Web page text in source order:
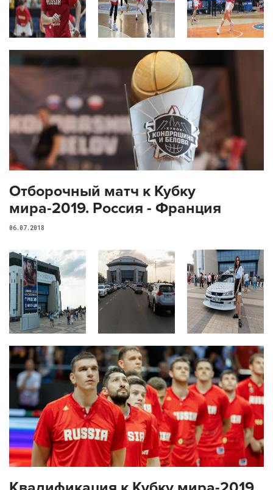
Отборочный матч к Кубку
мира-2019. Россия - Франция
06.07.2018